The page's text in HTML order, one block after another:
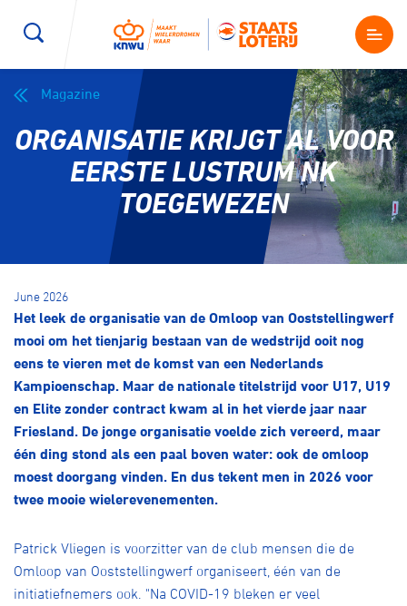
Kenniscentrum
Shop
Producten en diensten
Contact
Over ons
Magazine
ORGANISATIE KRIJGT AL VOOR
EERSTE LUSTRUM NK
TOEGEWEZEN
June 2026
Het leek de organisatie van de Omloop van Ooststellingwerf
mooi om het tienjarig bestaan van de wedstrijd ooit nog
eens te vieren met de komst van een Nederlands
Kampioenschap. Maar de nationale titelstrijd voor U17, U19
en Elite zonder contract kwam al in het vierde jaar naar
Friesland. De jonge organisatie voelde zich vereerd, maar
één ding stond als een paal boven water: ook de omloop
moest doorgang vinden. En dus tekent men in 2026 voor
twee mooie wielerevenementen.
Patrick Vliegen is voorzitter van de club mensen die de
Omloop van Ooststellingwerf organiseert, één van de
initiatiefnemers ook. "Na COVID-19 bleken er veel
Wegwielrennen Mountainbiken
E-Racing
Kunstwielrijden ID-Cycling
BMX freestyle Gravel
Veldrijden Biketrial
Pumptrack Fixed gear